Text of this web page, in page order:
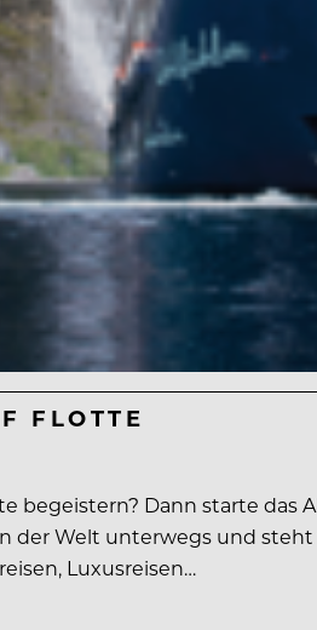
FLOTTE
begeistern? Dann starte
Welt unterwegs und
Luxusreisen…